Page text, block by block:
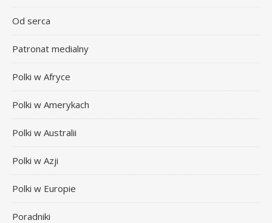
Od serca
Patronat medialny
Polki w Afryce
Polki w Amerykach
Polki w Australii
Polki w Azji
Polki w Europie
Poradniki